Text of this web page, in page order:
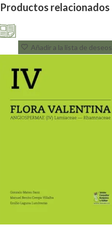
Productos relacionados
Añadir a la lista de deseos